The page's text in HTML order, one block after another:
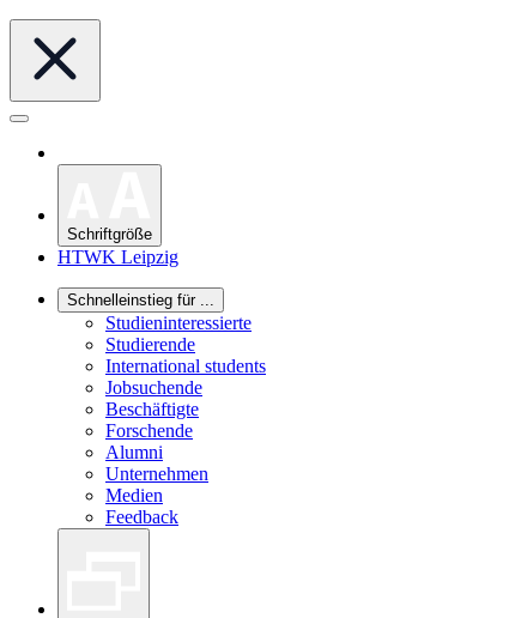
Schriftgröße
HTWK Leipzig
Schnelleinstieg für ...
Studieninteressierte
Studierende
International students
Jobsuchende
Beschäftigte
Forschende
Alumni
Unternehmen
Medien
Feedback